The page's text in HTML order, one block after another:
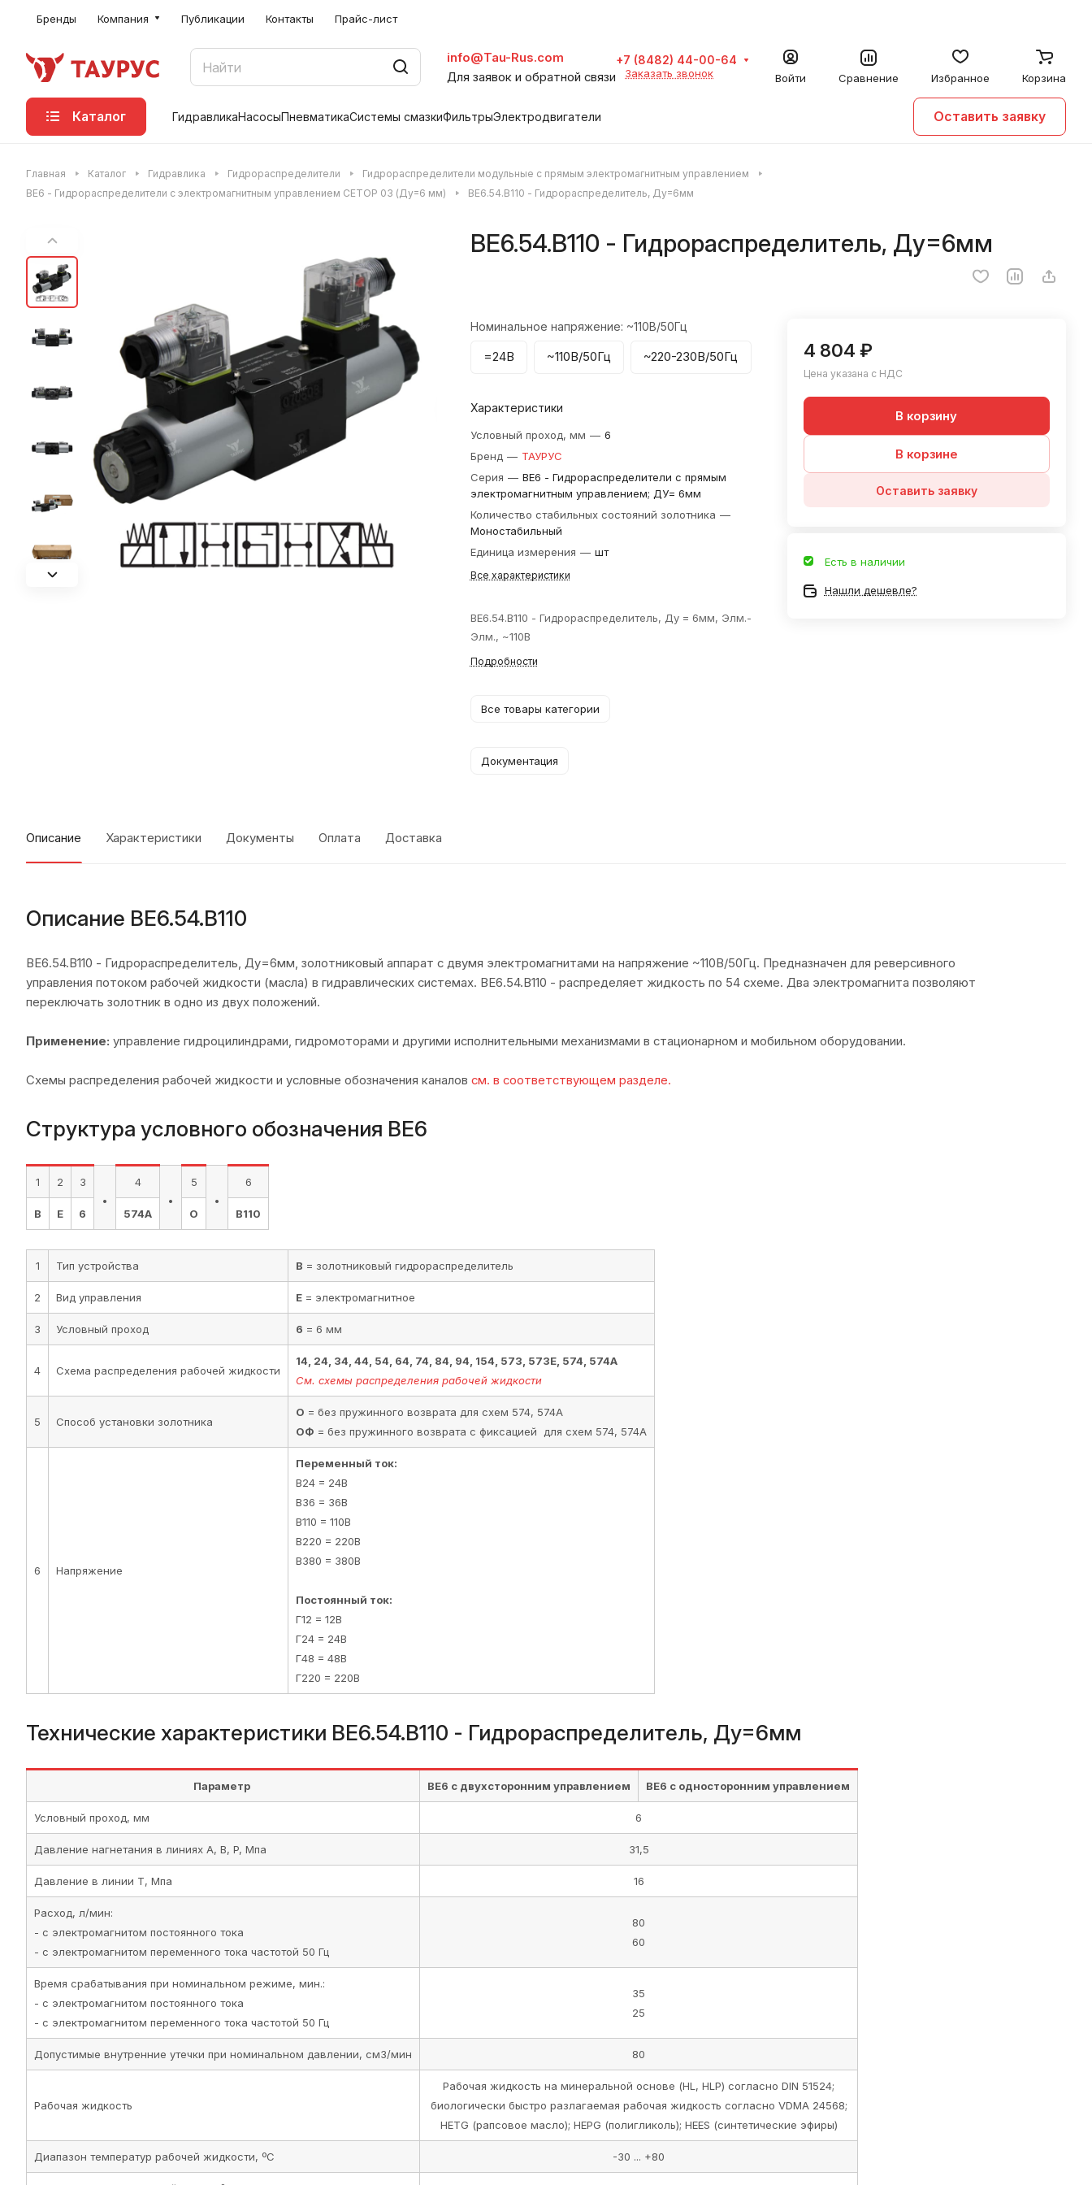
Бренды Компания Публикации Контакты Прайс-лист
info@Tau-Rus.com
Для заявок и обратной связи
+7 (8482) 44-00-64
Заказать звонок Войти Сравнение Избранное Корзина
Каталог ГидравликаНасосыПневматикаСистемы смазкиФильтрыЭлектродвигатели Оставить заявку
Главная Каталог Гидравлика Гидрораспределители
Гидрораспределители модульные с прямым электромагнитным управлением
ВЕ6 - Гидрораспределители с электромагнитным управлением CETOP 03 (Ду=6 мм)
ВЕ6.54.В110 - Гидрораспределитель, Ду=6мм
ВЕ6.54.В110 - Гидрораспределитель, Ду=6мм
Номинальное напряжение: ~110В/50Гц
=24В ~110В/50Гц ~220-230В/50Гц
Характеристики
Условный проход, мм — 6
Бренд — ТАУРУС
Серия — ВЕ6 - Гидрораспределители с прямым
электромагнитным управлением; ДУ= 6мм
Количество стабильных состояний золотника —
Моностабильный
Единица измерения — шт
Все характеристики
ВЕ6.54.В110 - Гидрораспределитель, Ду = 6мм, Элм.-
Элм., ~110В
Подробности
Все товары категории
Документация
4 804 ₽
Цена указана с НДС
В корзину
В корзине
Оставить заявку
Есть в наличии
Нашли дешевле?
Описание Характеристики Документы Оплата Доставка
Описание ВЕ6.54.В110
ВЕ6.54.В110 - Гидрораспределитель, Ду=6мм, золотниковый аппарат с двумя электромагнитами на напряжение ~110В/50Гц. Предназначен для реверсивного
управления потоком рабочей жидкости (масла) в гидравлических системах. ВЕ6.54.В110 - распределяет жидкость по 54 схеме. Два электромагнита позволяют
переключать золотник в одно из двух положений.
Применение: управление гидроцилиндрами, гидромоторами и другими исполнительными механизмами в стационарном и мобильном оборудовании.
Схемы распределения рабочей жидкости и условные обозначения каналов см. в соответствующем разделе.
Структура условного обозначения ВЕ6
1 2 3 . 4 . 5 . 6
В Е 6 574А О В110
1 Тип устройства В = золотниковый гидрораспределитель
2 Вид управления Е = электромагнитное
3 Условный проход 6 = 6 мм
4 Схема распределения рабочей жидкости
14, 24, 34, 44, 54, 64, 74, 84, 94, 154, 573, 573Е, 574, 574А
См. схемы распределения рабочей жидкости
5 Способ установки золотника
О = без пружинного возврата для схем 574, 574А
ОФ = без пружинного возврата с фиксацией для схем 574, 574А
6 Напряжение
Переменный ток:
В24 = 24В
В36 = 36В
В110 = 110В
В220 = 220В
В380 = 380В
Постоянный ток:
Г12 = 12В
Г24 = 24В
Г48 = 48В
Г220 = 220В
Технические характеристики ВЕ6.54.В110 - Гидрораспределитель, Ду=6мм
Параметр ВЕ6 с двухсторонним управлением ВЕ6 с односторонним управлением
Условный проход, мм 6
Давление нагнетания в линиях A, B, P, Мпа 31,5
Давление в линии T, Мпа 16
Расход, л/мин:
- с электромагнитом постоянного тока
- с электромагнитом переменного тока частотой 50 Гц
80
60
Время срабатывания при номинальном режиме, мин.:
- с электромагнитом постоянного тока
- с электромагнитом переменного тока частотой 50 Гц
35
25
Допустимые внутренние утечки при номинальном давлении, см3/мин 80
Рабочая жидкость
Рабочая жидкость на минеральной основе (HL, HLP) согласно DIN 51524;
биологически быстро разлагаемая рабочая жидкость согласно VDMA 24568;
HETG (рапсовое масло); HEPG (полигликоль); HEES (синтетические эфиры)
Диапазон температур рабочей жидкости, ºС -30 ... +80